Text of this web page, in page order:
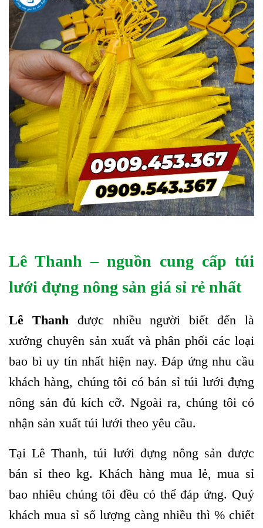
Lê Thanh – nguồn cung cấp túi
lưới đựng nông sản giá sỉ rẻ nhất
Lê Thanh được nhiều người biết đến là
xưởng chuyên sản xuất và phân phối các loại
bao bì uy tín nhất hiện nay. Đáp ứng nhu cầu
khách hàng, chúng tôi có bán sỉ túi lưới đựng
nông sản đủ kích cỡ. Ngoài ra, chúng tôi có
nhận sản xuất túi lưới theo yêu cầu.
Tại Lê Thanh, túi lưới đựng nông sản được
bán sỉ theo kg. Khách hàng mua lẻ, mua sỉ
bao nhiêu chúng tôi đều có thể đáp ứng. Quý
khách mua sỉ số lượng càng nhiều thì % chiết